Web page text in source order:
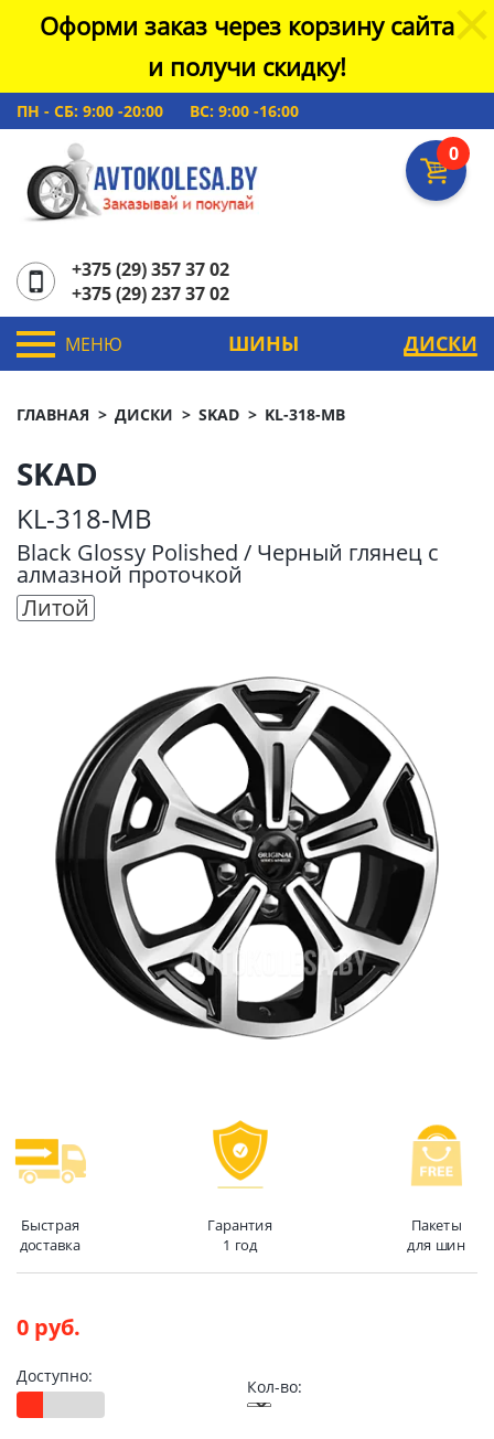
Оформи заказ через корзину сайта
и получи скидку!
ПН - СБ: 9:00 -20:00 ВС: 9:00 -16:00
0
+375 (29) 357 37 02
+375 (29) 237 37 02
МЕНЮ ШИНЫ ДИСКИ
ГЛАВНАЯ ДИСКИ SKAD KL-318-MB
SKAD
KL-318-MB
Black Glossy Polished / Черный глянец с
алмазной проточкой
Литой
Быстрая
доставка
Гарантия
1 год
Пакеты
для шин
0 руб.
Доступно:
Кол-во: